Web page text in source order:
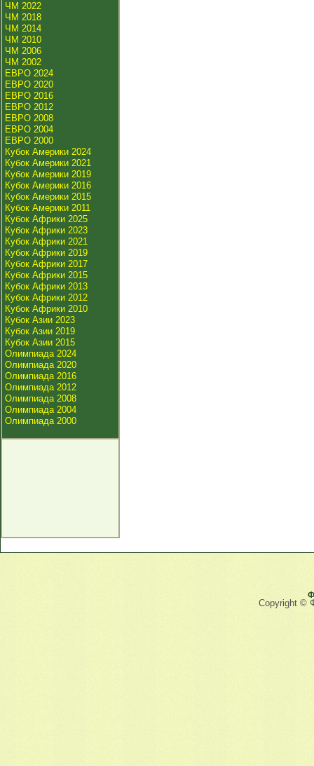
ЧМ 2022
ЧМ 2018
ЧМ 2014
ЧМ 2010
ЧМ 2006
ЧМ 2002
ЕВРО 2024
ЕВРО 2020
ЕВРО 2016
ЕВРО 2012
ЕВРО 2008
ЕВРО 2004
ЕВРО 2000
Кубок Америки 2024
Кубок Америки 2021
Кубок Америки 2019
Кубок Америки 2016
Кубок Америки 2015
Кубок Америки 2011
Кубок Африки 2025
Кубок Африки 2023
Кубок Африки 2021
Кубок Африки 2019
Кубок Африки 2017
Кубок Африки 2015
Кубок Африки 2013
Кубок Африки 2012
Кубок Африки 2010
Кубок Азии 2023
Кубок Азии 2019
Кубок Азии 2015
Олимпиада 2024
Олимпиада 2020
Олимпиада 2016
Олимпиада 2012
Олимпиада 2008
Олимпиада 2004
Олимпиада 2000
Copyright ©